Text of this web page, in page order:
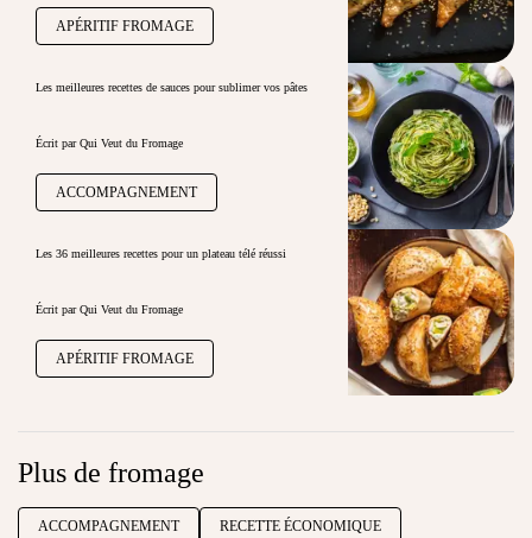
APÉRITIF FROMAGE
Les meilleures recettes de sauces pour sublimer vos pâtes
Écrit par Qui Veut du Fromage
ACCOMPAGNEMENT
Les 36 meilleures recettes pour un plateau télé réussi
Écrit par Qui Veut du Fromage
APÉRITIF FROMAGE
Plus de fromage
ACCOMPAGNEMENT RECETTE ÉCONOMIQUE